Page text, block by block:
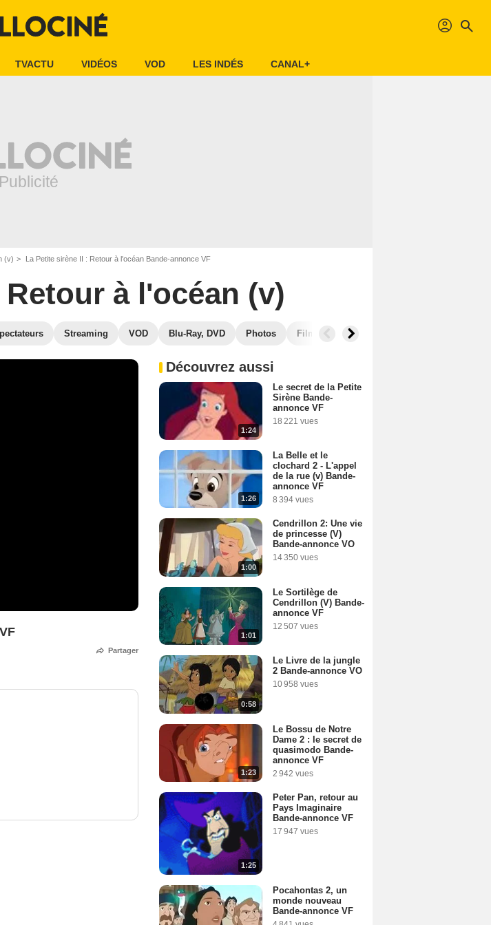
profil search
TVACTU VIDÉOS VOD LES INDÉS CANAL+
(v) La Petite sirène II : Retour à l'océan Bande-annonce VF
à l'océan (v)
Streaming VOD Blu-Ray, DVD Photos Films similaires
Partager
Découvrez aussi
1:24
Le secret de la Petite
Sirène Bande-
annonce VF
18 221 vues
1:26
La Belle et le
clochard 2 - L'appel
de la rue (v) Bande-
annonce VF
8 394 vues
1:00
Cendrillon 2: Une vie
de princesse (V)
Bande-annonce VO
14 350 vues
1:01
Le Sortilège de
Cendrillon (V) Bande-
annonce VF
12 507 vues
0:58
Le Livre de la jungle
2 Bande-annonce VO
10 958 vues
1:23
Le Bossu de Notre
Dame 2 : le secret de
quasimodo Bande-
annonce VF
2 942 vues
1:25
Peter Pan, retour au
Pays Imaginaire
Bande-annonce VF
17 947 vues
Pocahontas 2, un
monde nouveau
Bande-annonce VF